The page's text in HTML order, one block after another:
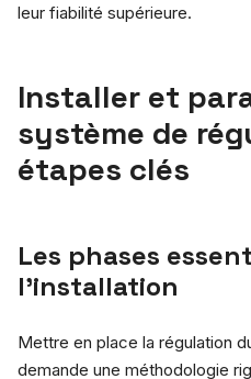
leur fiabilité supérieure.
Installer et
système de
étapes clés
Les phases
l’installation
Mettre en place la régulation
demande une méthodologie